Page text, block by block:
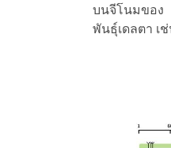
บนจีโนมของ
พันธุ์เดลตา เ